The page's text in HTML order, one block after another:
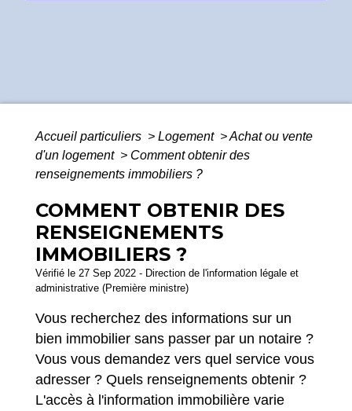
Accueil particuliers > Logement >Achat ou vente
d'un logement > Comment obtenir des
renseignements immobiliers ?
COMMENT OBTENIR DES
RENSEIGNEMENTS
IMMOBILIERS ?
Vérifié le 27 Sep 2022 - Direction de l'information légale et
administrative (Première ministre)
Vous recherchez des informations sur un
bien immobilier sans passer par un notaire ?
Vous vous demandez vers quel service vous
adresser ? Quels renseignements obtenir ?
L'accès à l'information immobilière varie